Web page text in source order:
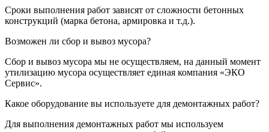
Сроки выполнения работ зависят от сложности бетонных
конструкций (марка бетона, армировка и т.д.).
Возможен ли сбор и вывоз мусора?
Сбор и вывоз мусора мы не осуществляем, на данный момент
утилизацию мусора осуществляет единая компания «ЭКО
Сервис».
Какое оборудование вы используете для демонтажных работ?
Для выполнения демонтажных работ мы используем